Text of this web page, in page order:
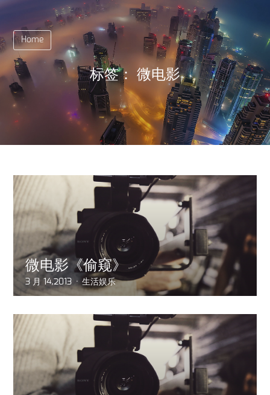
Home
标签： 微电影
微电影《偷窥》
3 月 14,2013 生活娱乐